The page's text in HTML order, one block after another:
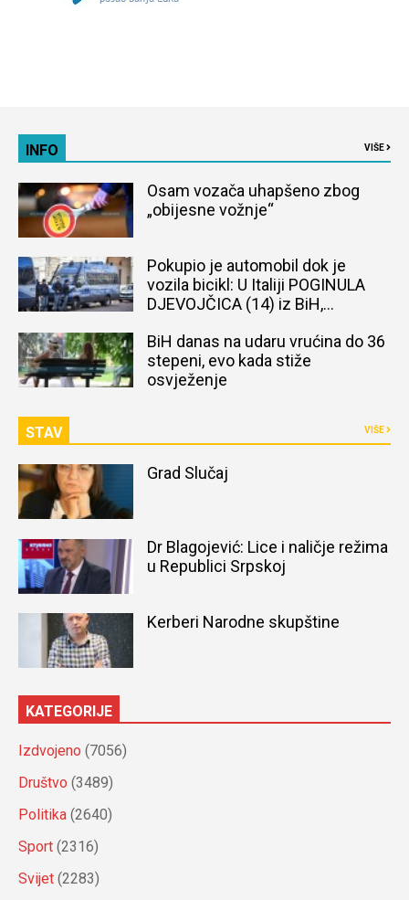
INFO VIŠE
Osam vozača uhapšeno zbog
„obijesne vožnje“
Pokupio je automobil dok je
vozila bicikl: U Italiji POGINULA
DJEVOJČICA (14) iz BiH,
BiH danas na udaru vrućina do 36
stepeni, evo kada stiže
osvježenje
STAV VIŠE
Grad Slučaj
Dr Blagojević: Lice i naličje režima
u Republici Srpskoj
Kerberi Narodne skupštine
KATEGORIJE
Izdvojeno (7056)
Društvo (3489)
Politika (2640)
Sport (2316)
Svijet (2283)